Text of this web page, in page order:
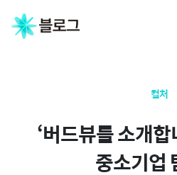
컬처
‘버드뷰를 소개
중소기업